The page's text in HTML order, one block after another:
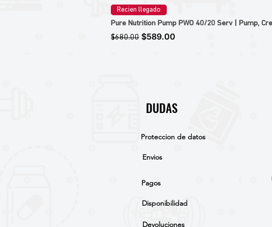
Recien llegado
Pure Nutrition Pump PWO 40/20 Serv | Pump,
Precio
$680.00 Precio de oferta
$589.00
DUDAS
Proteccion de datos
Envios
Pagos
Disponibilidad
Devoluciones